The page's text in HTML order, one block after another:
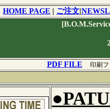
HOME PAGE | ご注文|
PDF FILE 印刷